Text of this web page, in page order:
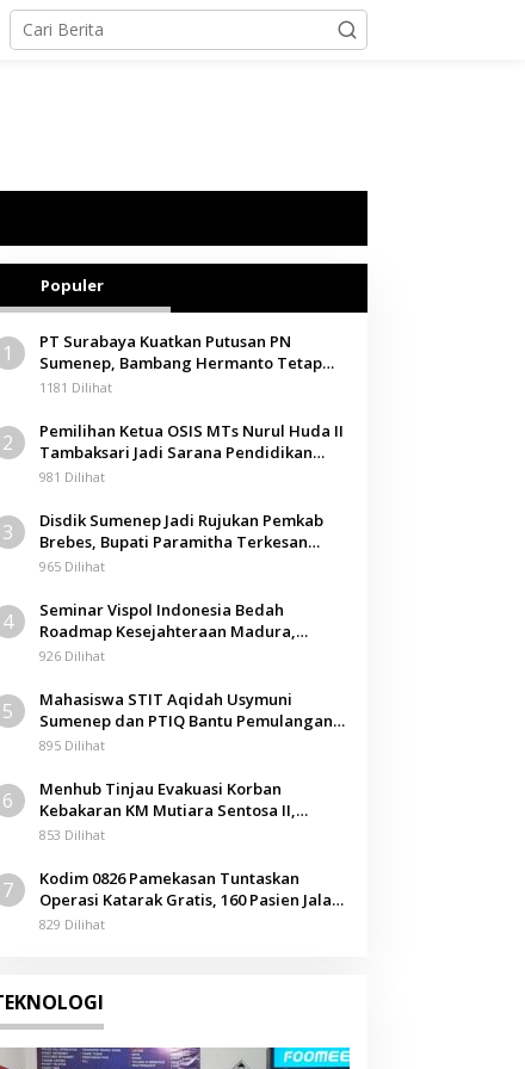
Populer
1
PT Surabaya Kuatkan Putusan PN
Sumenep, Bambang Hermanto Tetap
Dinyatakan Pemilik Sah Tanah di
1181 Dilihat
2
Pemilihan Ketua OSIS MTs Nurul Huda II
Tambaksari Jadi Sarana Pendidikan
Demokrasi bagi Siswa
981 Dilihat
3
Disdik Sumenep Jadi Rujukan Pemkab
Brebes, Bupati Paramitha Terkesan
Pendidikan Berbasis Budaya
965 Dilihat
4
Seminar Vispol Indonesia Bedah
Roadmap Kesejahteraan Madura,
Pendidikan dan Hilirisasi Jadi Kunci
926 Dilihat
5
Mahasiswa STIT Aqidah Usymuni
Sumenep dan PTIQ Bantu Pemulangan
Jenazah WNI Asal Aceh di Malaysia
895 Dilihat
6
Menhub Tinjau Evakuasi Korban
Kebakaran KM Mutiara Sentosa II,
Apresiasi Respons Cepat Pemkab
853 Dilihat
7
Kodim 0826 Pamekasan Tuntaskan
Operasi Katarak Gratis, 160 Pasien Jalani
Tindakan Medis
829 Dilihat